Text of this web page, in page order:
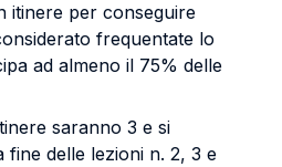
itinere per conseguire
frequentate lo
ad almeno il 75% delle
saranno 3 e si
delle lezioni n. 2, 3 e